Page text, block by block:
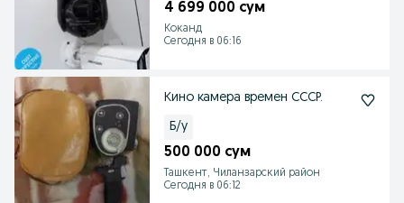
4 699 000 сум
Коканд
Сегодня в 06:16
Кино камера времен СССР.
Б/у
500 000 сум
Ташкент, Чиланзарский район
Сегодня в 06:12